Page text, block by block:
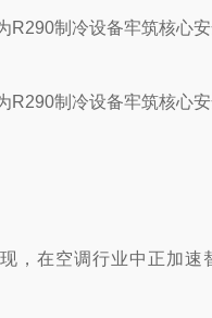
在空调行业中正加